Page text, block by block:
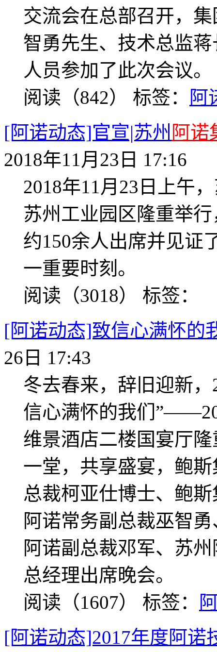
交流会在总部召开，
智勇先生、技术总监
人员参加了此次会议。
阅读（842） 标签：
阿
[阿诺动态]官宣|苏州 阿诺
2018年11月23日 17:16
2018年11月23日上午
苏州工业园区隆重举
约150余人出席并见证
一重要时刻。
阅读（3018） 标签：
[阿诺动态]致信心满怀的
26日 17:43
冬去春来，辞旧迎新
信心满怀的我们
维景酒店二楼国宴厅
一堂，共享盛宴，鲍
总裁柯亚仕博士、鲍
阿诺常务副总裁巫智
阿诺副总裁邓军、苏
总经理出席晚会。
阅读（1607） 标签：
[阿诺动态]2017年度阿诺